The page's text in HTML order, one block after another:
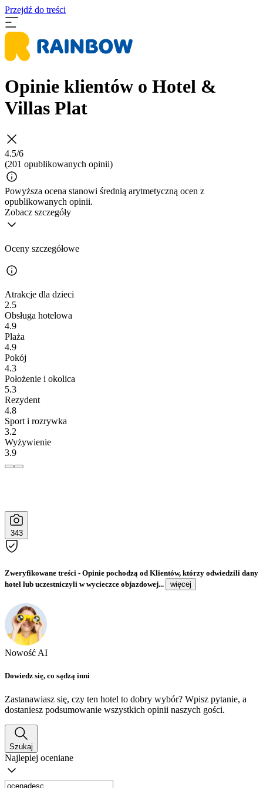
Przejdź do treści
Opinie klientów o Hotel &
Villas Plat
4.5/6
(201 opublikowanych opinii)
Powyższa ocena stanowi średnią arytmetyczną ocen z
opublikowanych opinii.
Zobacz szczegóły
Oceny szczegółowe
Atrakcje dla dzieci
2.5
Obsługa hotelowa
4.9
Plaża
4.9
Pokój
4.3
Położenie i okolica
5.3
Rezydent
4.8
Sport i rozrywka
3.2
Wyżywienie
3.9
343
Zweryfikowane treści - Opinie pochodzą od Klientów, którzy odwiedzili dany
hotel lub uczestniczyli w wycieczce objazdowej...
więcej
Nowość AI
Dowiedz się, co sądzą inni
Zastanawiasz się, czy ten hotel to dobry wybór? Wpisz pytanie, a
dostaniesz podsumowanie wszystkich opinii naszych gości.
Szukaj
Najlepiej oceniane